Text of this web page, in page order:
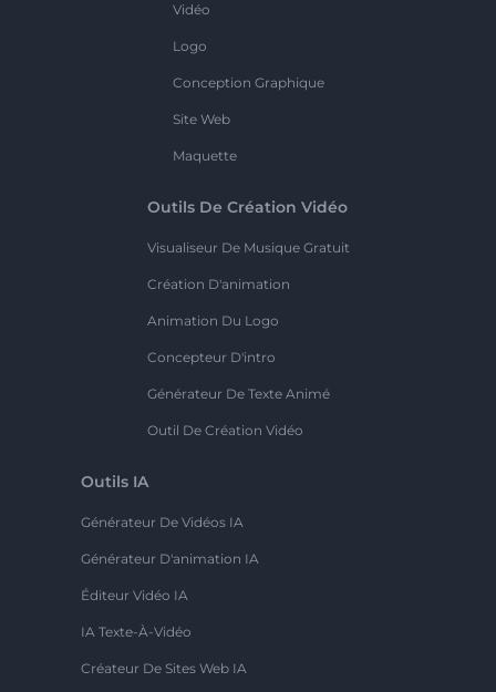
Vidéo
Logo
Conception Graphique
Site Web
Maquette
Outils De Création Vidéo
Visualiseur De Musique Gratuit
Création D'animation
Animation Du Logo
Concepteur D'intro
Générateur De Texte Animé
Outil De Création Vidéo
Outils IA
Générateur De Vidéos IA
Générateur D'animation IA
Éditeur Vidéo IA
IA Texte-À-Vidéo
Créateur De Sites Web IA